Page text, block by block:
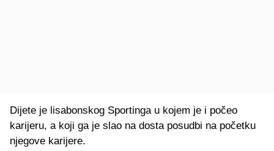
Dijete je lisabonskog Sportinga u kojem je i počeo
karijeru, a koji ga je slao na dosta posudbi na početku
njegove karijere.